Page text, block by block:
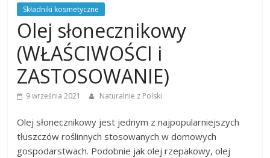
Składniki kosmetyczne
Olej słonecznikowy
(WŁAŚCIWOŚCI i
ZASTOSOWANIE)
9 września 2021 Naturalnie z Polski
Olej słonecznikowy jest jednym z najpopularniejszych
tłuszczów roślinnych stosowanych w domowych
gospodarstwach. Podobnie jak olej rzepakowy, olej